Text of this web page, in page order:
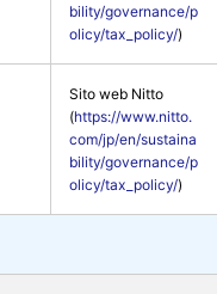
bility/governance/p
olicy/tax_policy/)
Sito web Nitto
(https://www.nitto.
com/jp/en/sustaina
bility/governance/p
olicy/tax_policy/)